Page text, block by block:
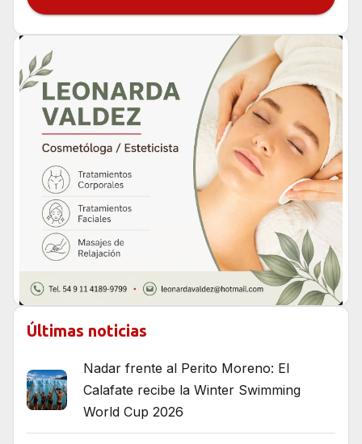
Últimas noticias
Nadar frente al Perito Moreno: El
Calafate recibe la Winter Swimming
World Cup 2026